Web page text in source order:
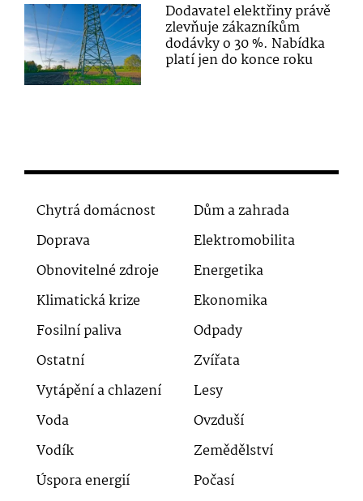
Dodavatel elektřiny právě
zlevňuje zákazníkům
dodávky o 30 %. Nabídka
platí jen do konce roku
Chytrá domácnost
Dům a zahrada
Doprava
Elektromobilita
Obnovitelné zdroje
Energetika
Klimatická krize
Ekonomika
Fosilní paliva
Odpady
Ostatní
Zvířata
Vytápění a chlazení
Lesy
Voda
Ovzduší
Vodík
Zemědělství
Úspora energií
Počasí